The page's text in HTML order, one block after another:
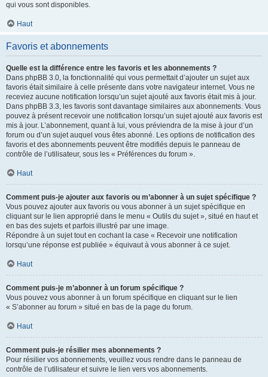
qui vous sont disponibles.
Haut
Favoris et abonnements
Quelle est la différence entre les favoris et les abonnements ?
Dans phpBB 3.0, la fonctionnalité qui vous permettait d’ajouter un sujet aux
favoris était similaire à celle présente dans votre navigateur internet. Vous ne
receviez aucune notification lorsqu’un sujet ajouté aux favoris était mis à jour.
Dans phpBB 3.3, les favoris sont davantage similaires aux abonnements. Vous
pouvez à présent recevoir une notification lorsqu’un sujet ajouté aux favoris est
mis à jour. L’abonnement, quant à lui, vous préviendra de la mise à jour d’un
forum ou d’un sujet auquel vous êtes abonné. Les options de notification des
favoris et des abonnements peuvent être modifiés depuis le panneau de
contrôle de l’utilisateur, sous les « Préférences du forum ».
Haut
Comment puis-je ajouter aux favoris ou m’abonner à un sujet spécifique ?
Vous pouvez ajouter aux favoris ou vous abonner à un sujet spécifique en
cliquant sur le lien approprié dans le menu « Outils du sujet », situé en haut et
en bas des sujets et parfois illustré par une image.
Répondre à un sujet tout en cochant la case « Recevoir une notification
lorsqu’une réponse est publiée » équivaut à vous abonner à ce sujet.
Haut
Comment puis-je m’abonner à un forum spécifique ?
Vous pouvez vous abonner à un forum spécifique en cliquant sur le lien
« S’abonner au forum » situé en bas de la page du forum.
Haut
Comment puis-je résilier mes abonnements ?
Pour résilier vos abonnements, veuillez vous rendre dans le panneau de
contrôle de l’utilisateur et suivre le lien vers vos abonnements.